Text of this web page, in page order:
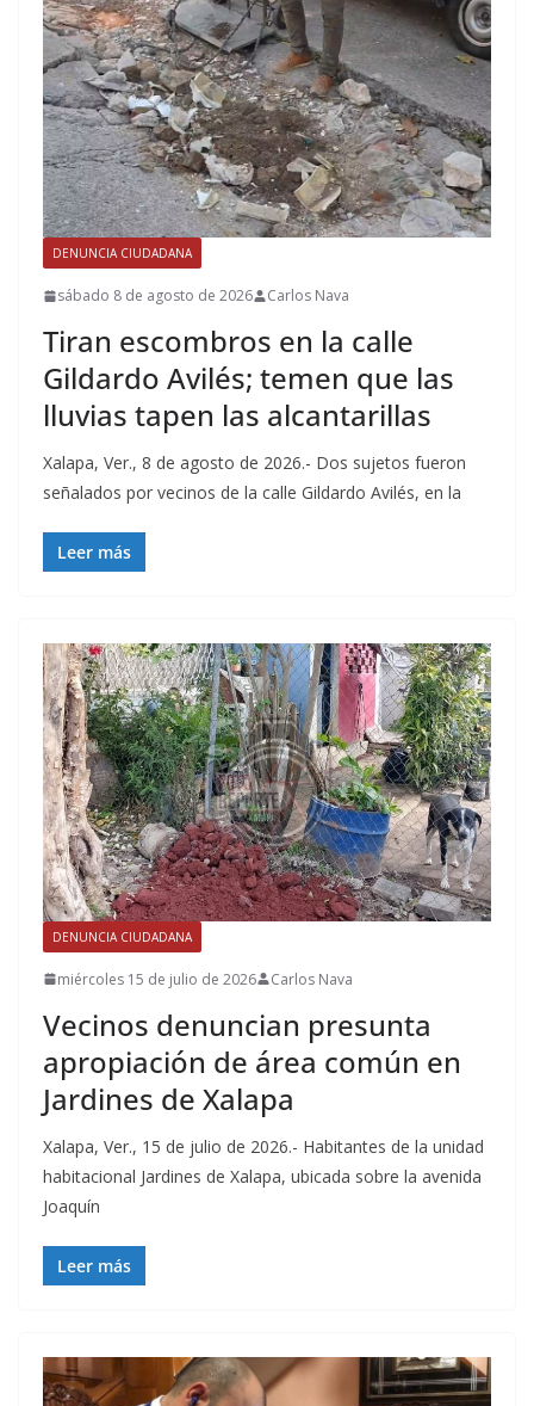
DENUNCIA CIUDADANA
sábado 8 de agosto de 2026 Carlos Nava
Tiran escombros en la calle
Gildardo Avilés; temen que las
lluvias tapen las alcantarillas
Xalapa, Ver., 8 de agosto de 2026.- Dos sujetos fueron
señalados por vecinos de la calle Gildardo Avilés, en la
Leer más
DENUNCIA CIUDADANA
miércoles 15 de julio de 2026 Carlos Nava
Vecinos denuncian presunta
apropiación de área común en
Jardines de Xalapa
Xalapa, Ver., 15 de julio de 2026.- Habitantes de la unidad
habitacional Jardines de Xalapa, ubicada sobre la avenida
Joaquín
Leer más